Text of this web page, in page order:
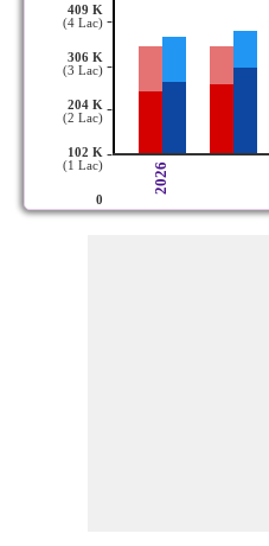
409 K
(4 Lac)
306 K
(3 Lac)
204 K
(2 Lac)
102 K
(1 Lac)
0
-
-
-
-
2026